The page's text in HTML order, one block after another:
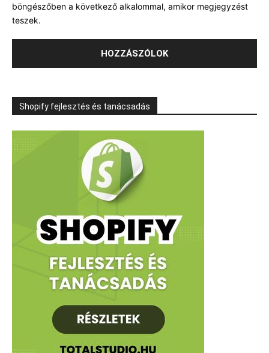
böngészőben a következő alkalommal, amikor megjegyzést
teszek.
Shopify fejlesztés és tanácsadás